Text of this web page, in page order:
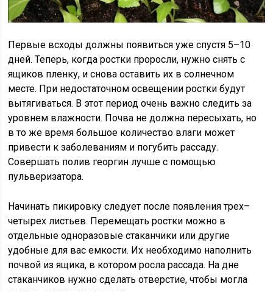
Первые всходы должны появиться уже спустя 5–10
дней. Теперь, когда ростки проросли, нужно снять с
ящиков пленку, и снова оставить их в солнечном
месте. При недостаточном освещении ростки будут
вытягиваться. В этот период очень важно следить за
уровнем влажности. Почва не должна пересыхать, но
в то же время большое количество влаги может
привести к заболеваниям и погубить рассаду.
Совершать полив георгин лучше с помощью
пульверизатора.
Начинать пикировку следует после появления трех–
четырех листьев. Перемещать ростки можно в
отдельные одноразовые стаканчики или другие
удобные для вас емкости. Их необходимо наполнить
почвой из ящика, в котором росла рассада. На дне
стаканчиков нужно сделать отверстие, чтобы могла